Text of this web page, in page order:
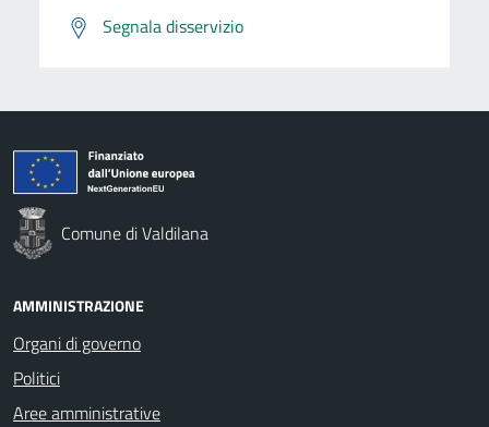
Segnala disservizio
Comune di Valdilana
AMMINISTRAZIONE
Organi di governo
Politici
Aree amministrative